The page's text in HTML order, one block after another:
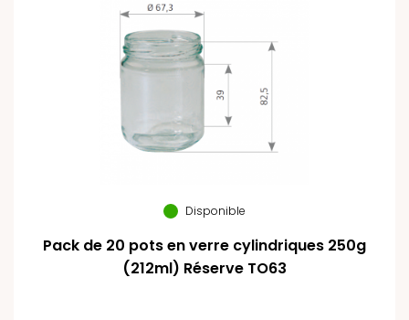
Disponible
Pack de 20 pots en verre cylindriques 250g
(212ml) Réserve TO63